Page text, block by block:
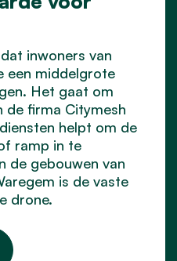
inwoners van
een middelgrote
Het gaat om
de firma Citymesh
helpt om de
ramp in te
de gebouwen van
is de vaste
drone.